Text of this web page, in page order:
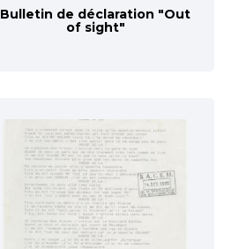
Bulletin de déclaration "Out
of sight"